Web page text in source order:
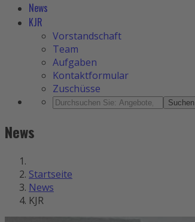
News
KJR
Vorstandschaft
Team
Aufgaben
Kontaktformular
Zuschüsse
Suchen
News
Startseite
News
KJR